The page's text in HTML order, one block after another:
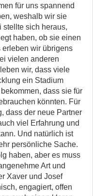
für uns spannend
weshalb wir sie
stellte sich heraus,
haben, ob sie einen
erleben wir übrigens
vielen anderen
wir, dass viele
ein Stadium
dass sie für
könnten. Für
dass der neue Partner
viel Erfahrung und
Und natürlich ist
persönliche Sache.
haben, aber es muss
Art und
Xaver und Josef
engagiert, offen